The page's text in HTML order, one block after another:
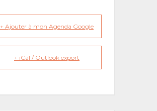
+ Ajouter à mon Agenda Google
+ iCal / Outlook export